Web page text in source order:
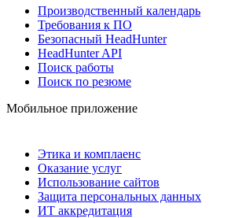
Производственный календарь
Требования к ПО
Безопасный HeadHunter
HeadHunter API
Поиск работы
Поиск по резюме
Мобильное приложение
Этика и комплаенс
Оказание услуг
Использование сайтов
Защита персональных данных
ИТ аккредитация